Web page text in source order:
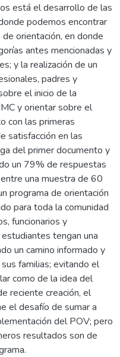
está el desarrollo de las
podemos encontrar
orientación, en donde
antes mencionadas y
y la realización de un
padres y
el inicio de la
y orientar sobre el
con las primeras
satisfacción en las
del primer documento y
un 79% de respuestas
una muestra de 60
programa de orientación
para toda la comunidad
funcionarios y
tengan una
un camino informado y
familias; evitando el
como de la idea del
reciente creación, el
el desafío de sumar a
del POV; pero
resultados son de